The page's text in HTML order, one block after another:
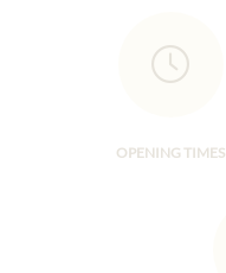
OPENING TIMES